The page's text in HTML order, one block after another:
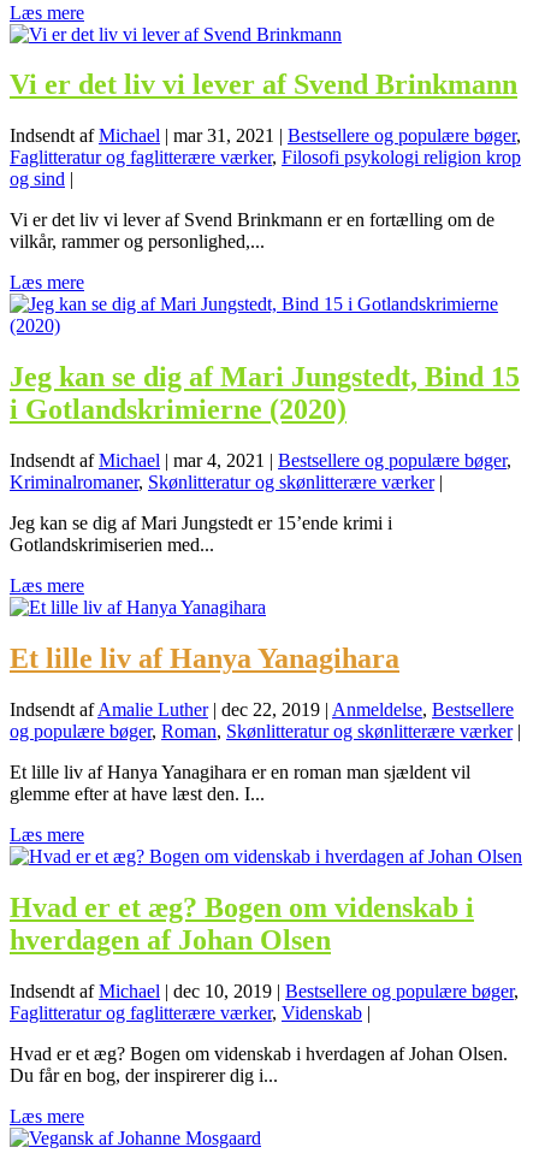
Læs mere
Vi er det liv vi lever af Svend Brinkmann
Indsendt afMichael | mar 31, 2021 | Bestsellere og populære bøger,
Faglitteratur og faglitterære værker, Filosofi psykologi religion krop
og sind |
Vi er det liv vi lever af Svend Brinkmann er en fortælling om de
vilkår, rammer og personlighed,...
Læs mere
Jeg kan se dig af Mari Jungstedt, Bind 15
i Gotlandskrimierne (2020)
Indsendt afMichael | mar 4, 2021 | Bestsellere og populære bøger,
Kriminalromaner, Skønlitteratur og skønlitterære værker|
Jeg kan se dig af Mari Jungstedt er 15’ende krimi i
Gotlandskrimiserien med...
Læs mere
Et lille liv af Hanya Yanagihara
Indsendt afAmalie Luther| dec 22, 2019 | Anmeldelse, Bestsellere
og populære bøger, Roman, Skønlitteratur og skønlitterære værker|
Et lille liv af Hanya Yanagihara er en roman man sjældent vil
glemme efter at have læst den. I...
Læs mere
Hvad er et æg? Bogen om videnskab i
hverdagen af Johan Olsen
Indsendt afMichael | dec 10, 2019 | Bestsellere og populære bøger,
Faglitteratur og faglitterære værker, Videnskab |
Hvad er et æg? Bogen om videnskab i hverdagen af Johan Olsen.
Du får en bog, der inspirerer dig i...
Læs mere